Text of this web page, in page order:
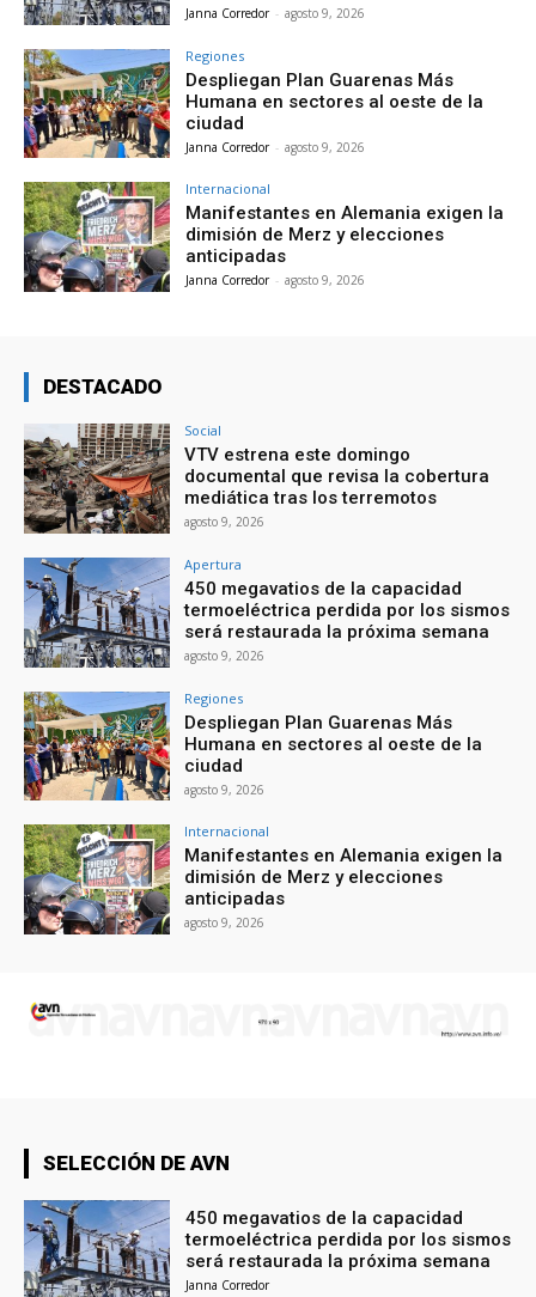
Janna Corredor - agosto 9, 2026
Regiones
Despliegan Plan Guarenas Más
Humana en sectores al oeste de la
ciudad
Janna Corredor - agosto 9, 2026
Internacional
Manifestantes en Alemania exigen la
dimisión de Merz y elecciones
anticipadas
Janna Corredor - agosto 9, 2026
DESTACADO
Social
VTV estrena este domingo
documental que revisa la cobertura
mediática tras los terremotos
agosto 9, 2026
Apertura
450 megavatios de la capacidad
termoeléctrica perdida por los sismos
será restaurada la próxima semana
agosto 9, 2026
Regiones
Despliegan Plan Guarenas Más
Humana en sectores al oeste de la
ciudad
agosto 9, 2026
Internacional
Manifestantes en Alemania exigen la
dimisión de Merz y elecciones
anticipadas
agosto 9, 2026
SELECCIÓN DE AVN
450 megavatios de la capacidad
termoeléctrica perdida por los sismos
será restaurada la próxima semana
Janna Corredor